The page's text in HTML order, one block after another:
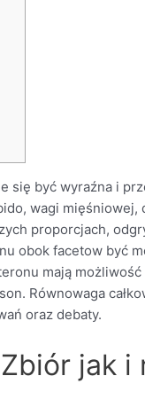
się być wyraźna i
wagi
proporcjach,
obok facetow być
mają
Równowaga
oraz debaty.
jak i